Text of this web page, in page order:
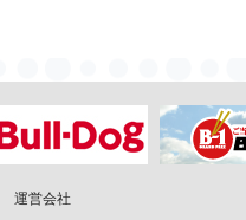
運営会社